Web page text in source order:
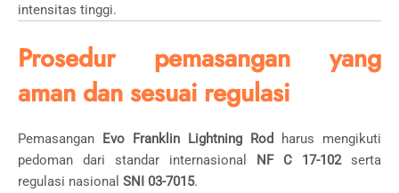
intensitas tinggi.
Prosedur pemasangan yang
aman dan sesuai regulasi
Pemasangan Evo Franklin Lightning Rod
harus mengikuti
pedoman dari standar internasional NF C 17-102serta
regulasi nasional SNI 03-7015.